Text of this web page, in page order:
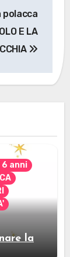
polacca
E LA
6 anni
la